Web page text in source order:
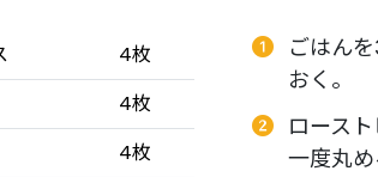
4枚
4枚
4枚
ごはん
おく。
ロース
一度丸め